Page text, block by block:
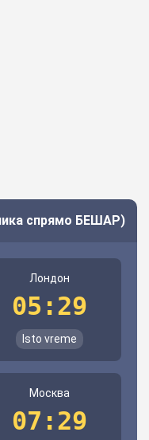
спрямо БЕШАР)
Лондон
05:29
Isto vreme
Москва
07:29